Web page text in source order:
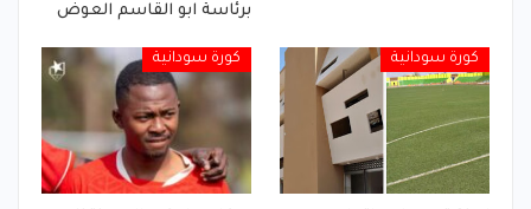
برئاسة ابو القاسم العوض
كورة سودانية كورة سودانية